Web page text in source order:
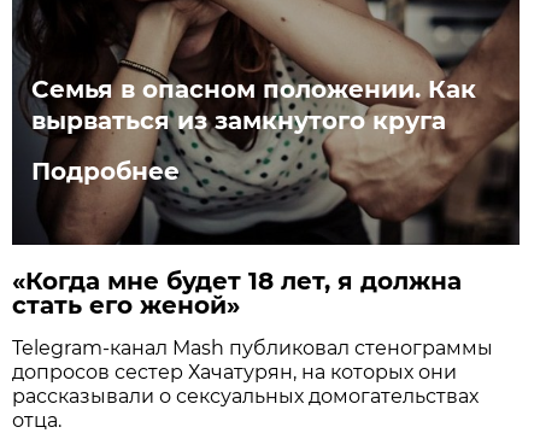
Семья в опасном положении. Как
вырваться из замкнутого круга
Подробнее
«Когда мне будет 18 лет, я должна
стать его женой»
Telegram-канал Mash публиковал стенограммы
допросов сестер Хачатурян, на которых они
рассказывали о сексуальных домогательствах
отца.